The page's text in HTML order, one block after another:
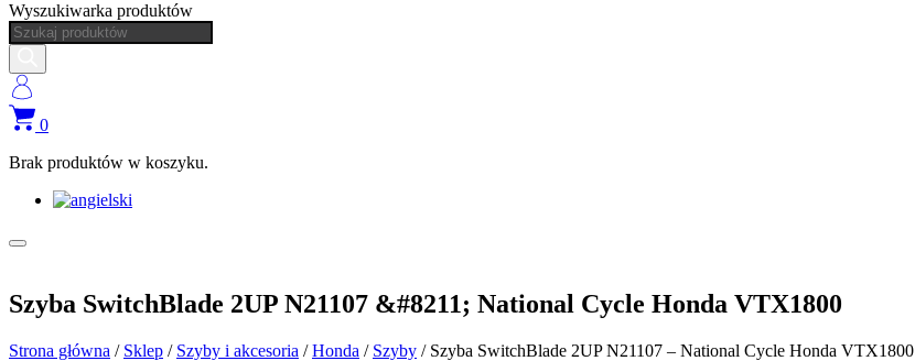
Wyszukiwarka produktów
0
Brak produktów w koszyku.
Szyba SwitchBlade 2UP N21107 &#8211; National Cycle Honda VTX1800
Strona główna / Sklep / Szyby i akcesoria /Honda / Szyby / Szyba SwitchBlade 2UP N21107 – National Cycle Honda VTX1800